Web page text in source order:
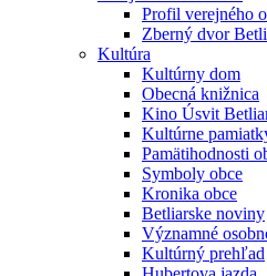
Profil verejného
Zberný dvor
Kultúra
Kultúrny dom
Obecná knižnica
Kino Úsvit
Kultúrne
Pamätihodnosti
Symboly obce
Kronika obce
Betliarske noviny
Významné
Kultúrný prehľad